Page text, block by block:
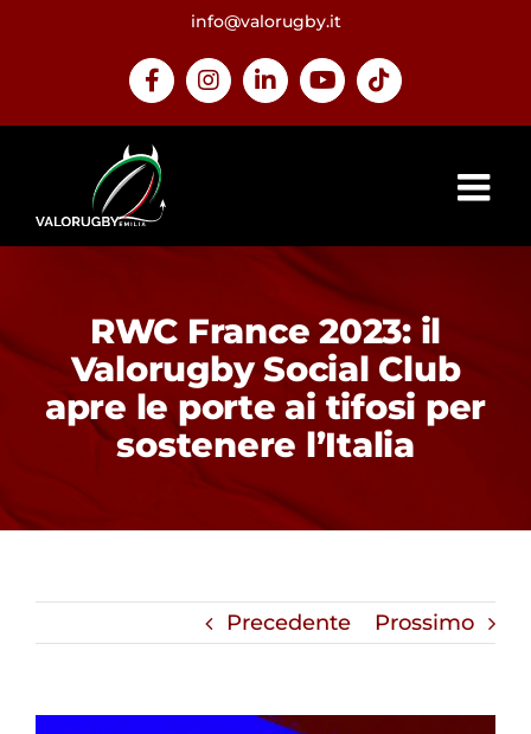
info@valorugby.it
FacebookInstagramLinkedInYouTubeTiktok
RWC France 2023: il
Valorugby Social Club
apre le porte ai tifosi per
sostenere l’Italia
Precedente Prossimo